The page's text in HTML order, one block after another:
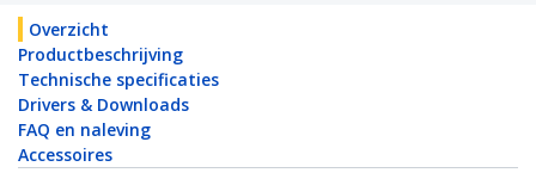
Overzicht
Productbeschrijving
Technische specificaties
Drivers & Downloads
FAQ en naleving
Accessoires